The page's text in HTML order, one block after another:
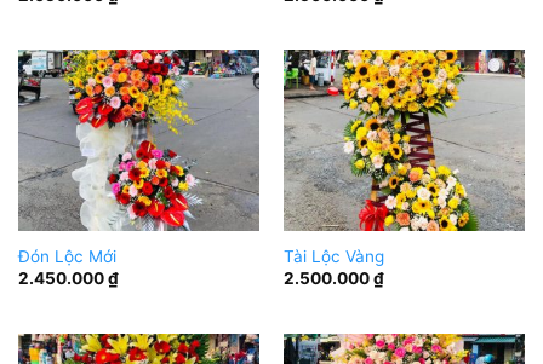
Đón Lộc Mới
2.450.000₫
Tài Lộc Vàng
2.500.000₫